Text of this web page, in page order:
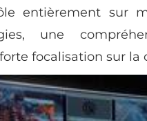
entièrement sur
une
focalisation sur la